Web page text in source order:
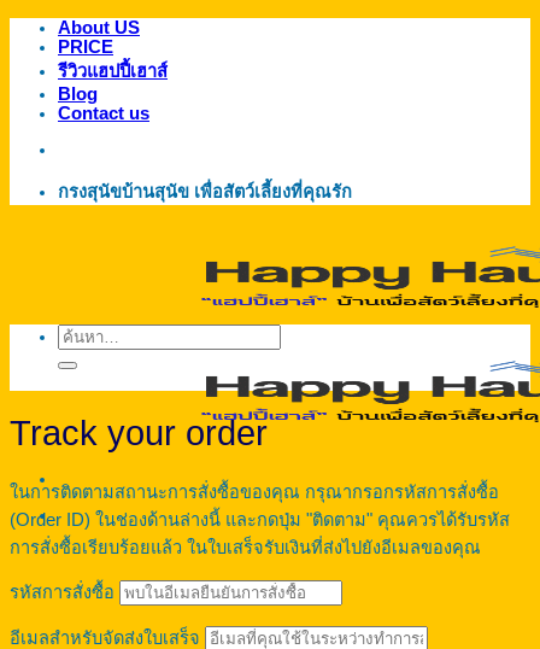
ข้าม
เนื้อหา
About US
PRICE
รีวิวแฮปปี้เฮาส์
Blog
Contact us
กรงสุนัขบ้านสุนัข เพื่อสัตว์เลี้ยงที่คุณรัก
ค้นหา:
Track your order
ในการติดตามสถานะการสั่งซื้อของคุณ กรุณากรอกรหัสการสั่งซื้อ
(Order ID) ในช่องด้านล่างนี้ และกดปุ่ม "ติดตาม" คุณควรได้รับรหัส
การสั่งซื้อเรียบร้อยแล้ว ในใบเสร็จรับเงินที่ส่งไปยังอีเมลของคุณ
รหัสการสั่งซื้อ
อีเมลสำหรับจัดส่งใบเสร็จ